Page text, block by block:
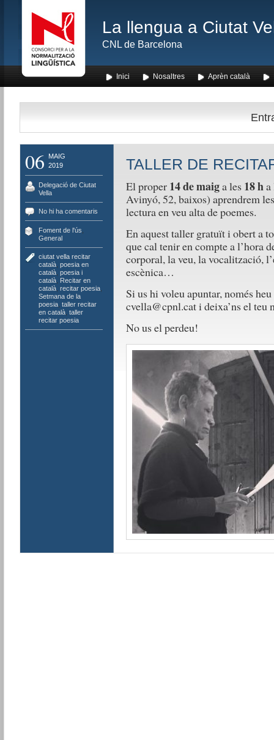
La llengua a Ciutat
CNL de Barcelona
Inici Nosaltres Aprèn català
06
MAIG
2019
Delegació de Ciutat
Vella
No hi ha comentaris
Foment de l'ús
General
ciutat vella recitar
català, poesia en
català, poesia i
català, Recitar en
català, recitar poesia,
Setmana de la
poesia, taller recitar
en català, taller
recitar poesia
TALLER DE
El proper 14 de maiga les 18 ha
Avinyó, 52, baixos) aprendrem
lectura en veu alta de poemes.
En aquest taller gratuït i obert a
que cal tenir en compte a l’hora
corporal, la veu, la vocalització,
escènica…
Si us hi voleu apuntar, només
cvella@cpnl.cat i deixa’ns el teu
No us el perdeu!